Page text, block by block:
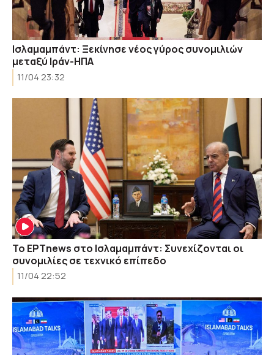
Ισλαμαμπάντ: Ξεκίνησε νέος γύρος συνομιλιών
μεταξύ Ιράν-ΗΠΑ
11/04 23:32
Το ΕΡΤnews στο Ισλαμαμπάντ: Συνεχίζονται οι
συνομιλίες σε τεχνικό επίπεδο
11/04 22:52